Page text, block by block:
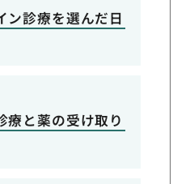
ン診療を選んだ日
療と薬の受け取り